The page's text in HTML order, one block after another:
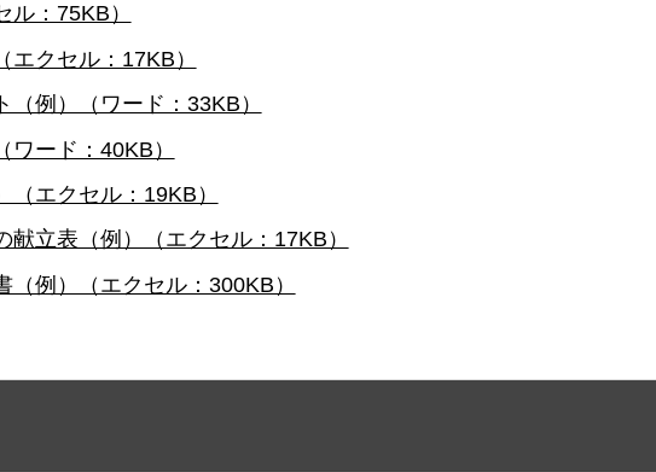
：75KB）
クセル：17KB）
例）（ワード：33KB）
ード：40KB）
エクセル：19KB）
立表（例）（エクセル：17KB）
例）（エクセル：300KB）